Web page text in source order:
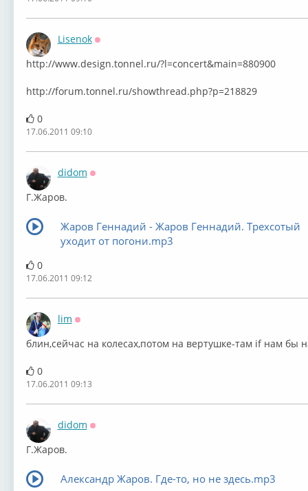
Lisenok
http://www.design.tonnel.ru/?l=concert&main=880900
http://forum.tonnel.ru/showthread.php?p=218829
0
17.06.2011 09:10
didom
Г.Жаров.
Жаров Геннадий - Жаров Геннадий. Трехсотый
уходит от погони.mp3
0
17.06.2011 09:12
lim
блин,сейчас на колесах,потом на вертушке-там if нам бы
0
17.06.2011 09:13
didom
Г.Жаров.
Александр Жаров. Где-то, но не здесь.mp3